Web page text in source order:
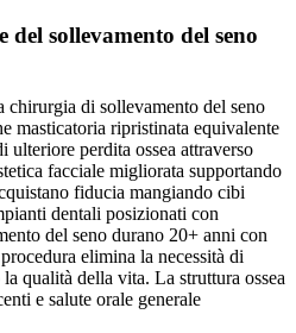
sollevamento del seno
di sollevamento del seno
masticatoria ripristinata equivalente
ulteriore perdita ossea attraverso
facciale migliorata supportando
fiducia mangiando cibi
dentali posizionati con
del seno durano 20+ anni con
elimina la necessità di
qualità della vita. La struttura ossea
e salute orale generale